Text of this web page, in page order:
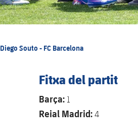
Diego Souto - FC Barcelona
Fitxa del partit
Barça: 1
Reial Madrid:4